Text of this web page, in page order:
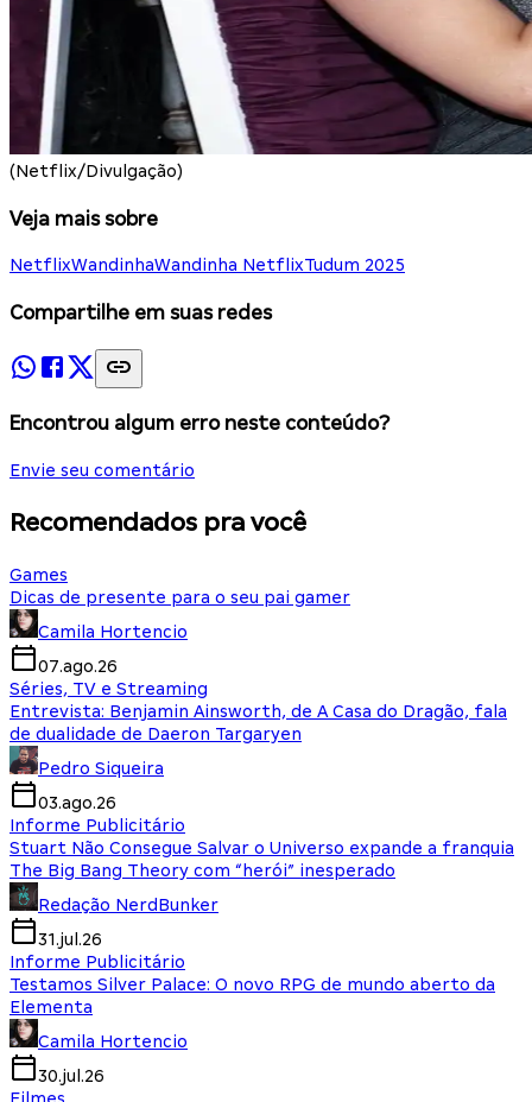
(Netflix/Divulgação)
Veja mais sobre
NetflixWandinhaWandinha NetflixTudum 2025
Compartilhe em suas redes
Encontrou algum erro neste conteúdo?
Envie seu comentário
Recomendados pra você
Games
Dicas de presente para o seu pai gamer
Camila Hortencio
07.ago.26
Séries, TV e Streaming
Entrevista: Benjamin Ainsworth, de A Casa do Dragão, fala
de dualidade de Daeron Targaryen
Pedro Siqueira
03.ago.26
Informe Publicitário
Stuart Não Consegue Salvar o Universo expande a franquia
The Big Bang Theory com “herói” inesperado
Redação NerdBunker
31.jul.26
Informe Publicitário
Testamos Silver Palace: O novo RPG de mundo aberto da
Elementa
Camila Hortencio
30.jul.26